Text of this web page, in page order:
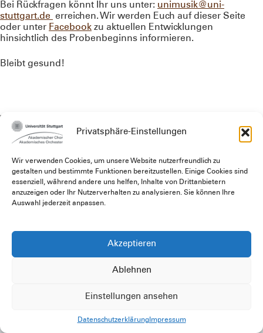
Privatsphäre-Einstellungen
Wir verwenden Cookies, um unsere Website nutzerfreundlich zu
gestalten und bestimmte Funktionen bereitzustellen. Einige Cookies sind
essenziell, während andere uns helfen, Inhalte von Drittanbietern
anzuzeigen oder Ihr Nutzerverhalten zu analysieren. Sie können Ihre
Auswahl jederzeit anpassen.
Akzeptieren
Ablehnen
Einstellungen ansehen
DatenschutzerklärungImpressum
Bei Rückfragen könnt Ihr uns unter: unimusik@uni-
stuttgart.de
erreichen. Wir werden Euch auf dieser Seite
oder unter Facebook zu aktuellen Entwicklungen
hinsichtlich des Probenbeginns informieren.
Bleibt gesund!
VORHERIGER